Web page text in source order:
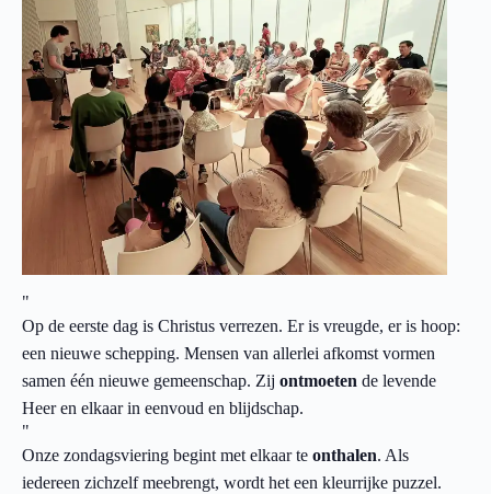
Op de eerste dag is Christus verrezen. Er is vreugde, er is hoop:
een nieuwe schepping. Mensen van allerlei afkomst vormen
samen één nieuwe gemeenschap. Zij ontmoeten de levende
Heer en elkaar in eenvoud en blijdschap.
Onze zondagsviering begint met elkaar te onthalen. Als
iedereen zichzelf meebrengt, wordt het een kleurrijke puzzel.